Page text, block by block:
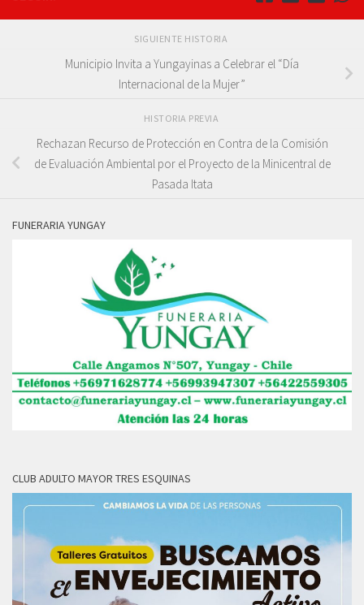
SIGUIENTE HISTORIA
Municipio Invita a Yungayinas a Celebrar el “Día
Internacional de la Mujer”
HISTORIA PREVIA
Rechazan Recurso de Protección en Contra de la Comisión
de Evaluación Ambiental por el Proyecto de la Minicentral de
Pasada Itata
FUNERARIA YUNGAY
CLUB ADULTO MAYOR TRES ESQUINAS